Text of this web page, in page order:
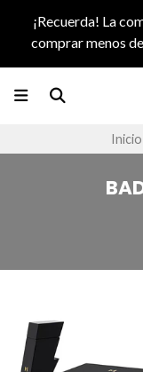
¡Recuerda! La
comprar menos
Inicio